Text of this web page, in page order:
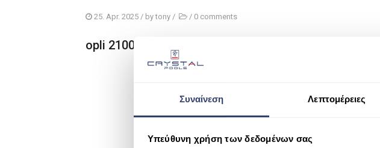
Συναίνεση Λεπτομέρειες
Υπεύθυνη χρήση των δεδομένων σας
25. Apr. 2025 / bytony / / 0 comments
opli 2100 2